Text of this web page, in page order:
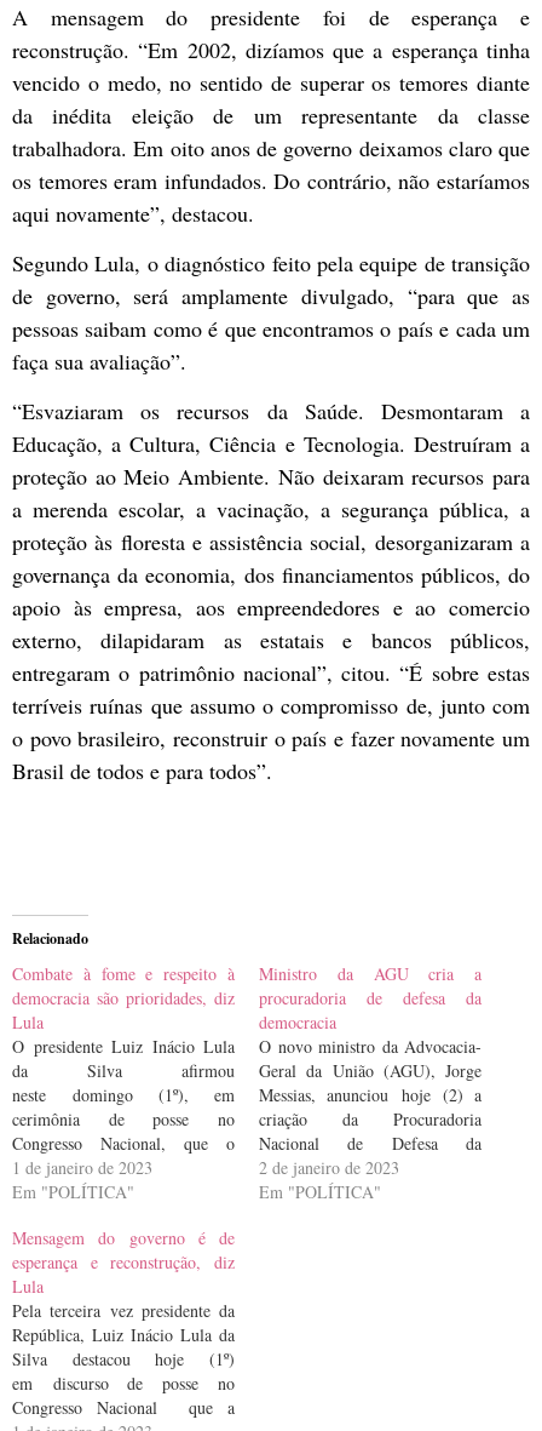
A mensagem do presidente foi de esperança e
reconstrução. “Em 2002, dizíamos que a esperança tinha
vencido o medo, no sentido de superar os temores diante
da inédita eleição de um representante da classe
trabalhadora. Em oito anos de governo deixamos claro que
os temores eram infundados. Do contrário, não estaríamos
aqui novamente”, destacou.
Segundo Lula, o diagnóstico feito pela equipe de transição
de governo, será amplamente divulgado, “para que as
pessoas saibam como é que encontramos o país e cada um
faça sua avaliação”.
“Esvaziaram os recursos da Saúde. Desmontaram a
Educação, a Cultura, Ciência e Tecnologia. Destruíram a
proteção ao Meio Ambiente. Não deixaram recursos para
a merenda escolar, a vacinação, a segurança pública, a
proteção às floresta e assistência social, desorganizaram a
governança da economia, dos financiamentos públicos, do
apoio às empresa, aos empreendedores e ao comercio
externo, dilapidaram as estatais e bancos públicos,
entregaram o patrimônio nacional”, citou. “É sobre estas
terríveis ruínas que assumo o compromisso de, junto com
o povo brasileiro, reconstruir o país e fazer novamente um
Brasil de todos e para todos”.
Relacionado
Combate à fome e respeito à
democracia são prioridades, diz
Lula
O presidente Luiz Inácio Lula
da Silva afirmou
neste domingo (1º), em
cerimônia de posse no
Congresso Nacional, que o
combate à fome e o respeito à
democracia estão entre as
direitos e interesses da
população, o fortalecimento da
democracia e a retomada da
soberania nacional serão…
1 de janeiro de 2023
Em "POLÍTICA"
Ministro da AGU cria a
procuradoria de defesa da
democracia
O novo ministro da Advocacia-
Geral da União (AGU), Jorge
Messias, anunciou hoje (2) a
criação da Procuradoria
Nacional de Defesa da
Democracia. O anúncio foi feito
durante cerimonia na qual o
2 de janeiro de 2023
Em "POLÍTICA"
Mensagem do governo é de
esperança e reconstrução, diz
Lula
Pela terceira vez presidente da
República, Luiz Inácio Lula da
Silva destacou hoje (1º)
em discurso de posse no
Congresso Nacional que a